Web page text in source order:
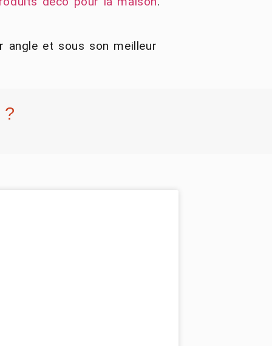
angle et sous son meilleur
?